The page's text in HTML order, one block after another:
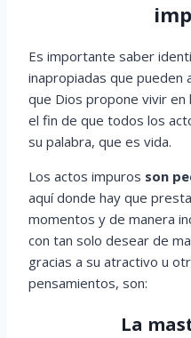
Es importante saber
inapropiadas que pueden
que Dios propone vivir en
el fin de que todos los
su palabra, que es vida.
Los actos impuros son
aquí donde hay que
momentos y de manera
con tan solo desear de
gracias a su atractivo u
pensamientos, son:
La